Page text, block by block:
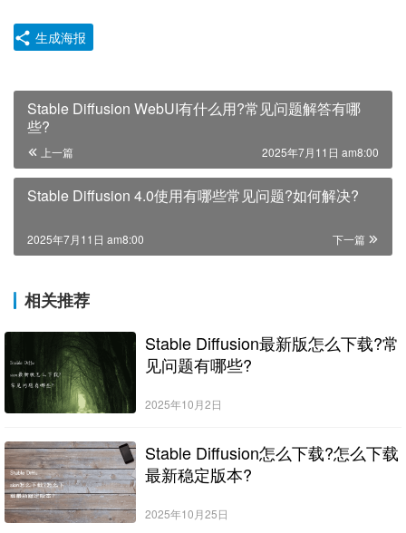
生成海报
Stable Diffusion WebUI有什么用?常见问题解答有哪
些?
上一篇 2025年7月11日 am8:00
Stable Diffusion 4.0使用有哪些常见问题?如何解决?
下一篇
2025年7月11日 am8:00
相关推荐
Stable Diffusion最新版怎么下载?常
见问题有哪些?
2025年10月2日
Stable Diffusion怎么下载?怎么下载
最新稳定版本?
2025年10月25日